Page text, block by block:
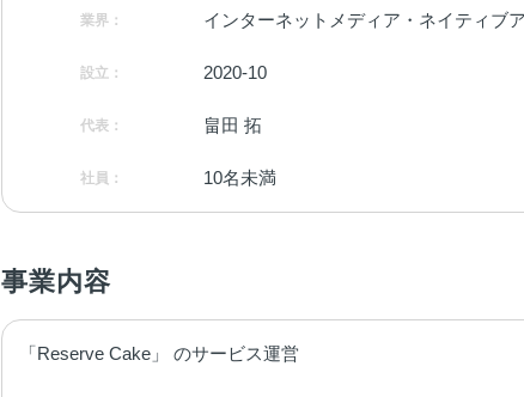
業界： インターネットメディア・ネイティブ
設立： 2020-10
代表： 畠田 拓
社員： 10名未満
事業内容
「Reserve Cake」 のサービス運営